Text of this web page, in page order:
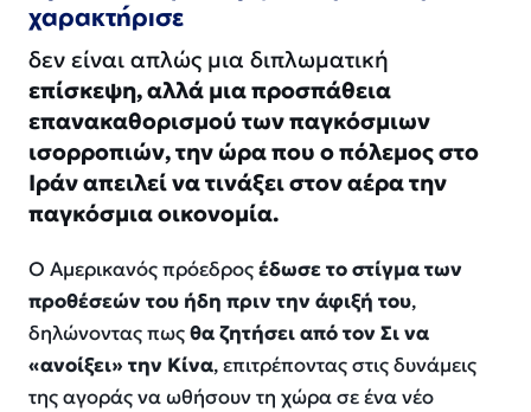
χαρακτήρισε
δεν είναι απλώς μια διπλωματική
επίσκεψη, αλλά μια προσπάθεια
επανακαθορισμού των παγκόσμιων
ισορροπιών, την ώρα που ο πόλεμος στο
Ιράν απειλεί να τινάξει στον αέρα την
παγκόσμια οικονομία.
Ο Αμερικανός πρόεδροςέδωσε το στίγμα των
προθέσεών του ήδη πριν την άφιξή του,
δηλώνοντας πωςθα ζητήσει από τον Σι να
«ανοίξει» την Κίνα, επιτρέποντας στις δυνάμεις
της αγοράς να ωθήσουν τη χώρα σε ένα νέο